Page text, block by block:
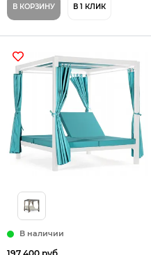
В КОРЗИНУ В 1 КЛИК
В наличии